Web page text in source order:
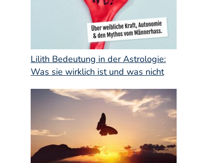
Lilith Bedeutung in der Astrologie:
Was sie wirklich ist und was nicht